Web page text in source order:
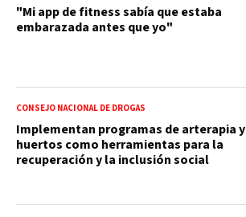
"Mi app de fitness sabía que estaba
embarazada antes que yo"
CONSEJO NACIONAL DE DROGAS
Implementan programas de arterapia y
huertos como herramientas para la
recuperación y la inclusión social